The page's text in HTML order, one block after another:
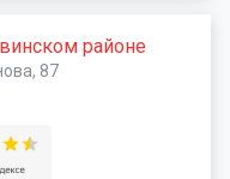
районе
87